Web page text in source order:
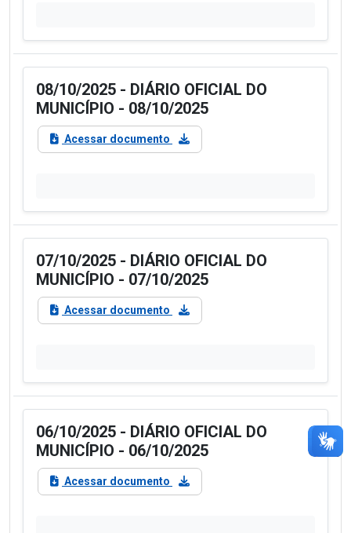
08/10/2025 - DIÁRIO OFICIAL DO
MUNICÍPIO - 08/10/2025
Acessar documento
07/10/2025 - DIÁRIO OFICIAL DO
MUNICÍPIO - 07/10/2025
Acessar documento
06/10/2025 - DIÁRIO OFICIAL DO
MUNICÍPIO - 06/10/2025
Acessar documento